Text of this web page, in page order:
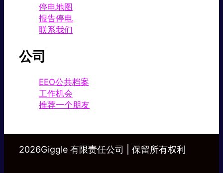
停电地图
报告停电
联系我们
公司
EEO公共档案
工作机会
推荐一个朋友
2026Giggle 有限责任公司 | 保留所有权利